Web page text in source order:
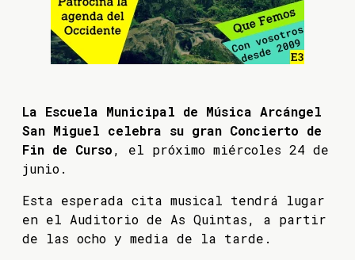
La Escuela Municipal de Música Arcángel
San Miguel celebra su gran Concierto de
Fin de Curso, el próximo miércoles 24 de
junio.
Esta esperada cita musical tendrá lugar
en el Auditorio de As Quintas, a partir
de las ocho y media de la tarde.